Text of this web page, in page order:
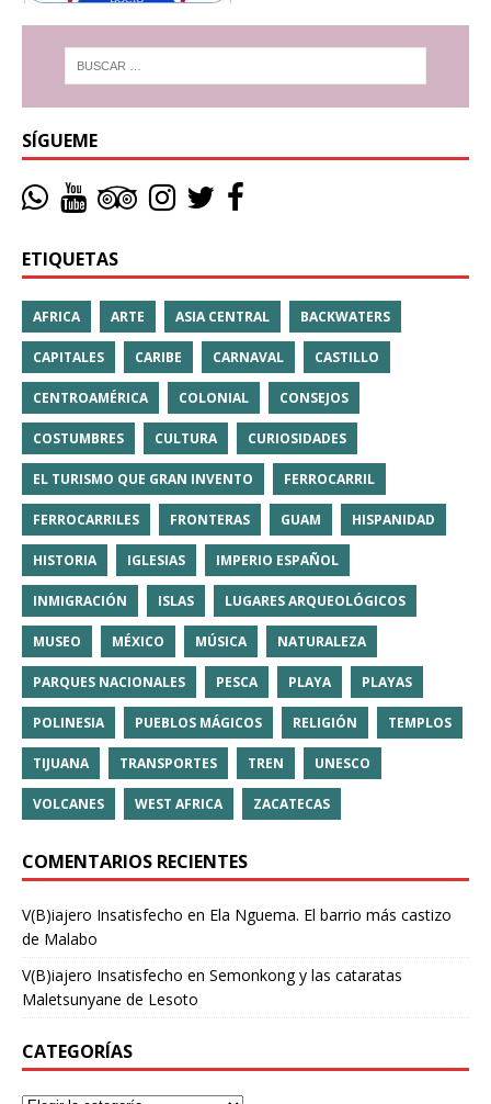
SÍGUEME
ETIQUETAS
AFRICA ARTE ASIA CENTRAL BACKWATERS
CAPITALES CARIBE CARNAVAL CASTILLO
CENTROAMÉRICA COLONIAL CONSEJOS
COSTUMBRES CULTURA CURIOSIDADES
EL TURISMO QUE GRAN INVENTO FERROCARRIL
FERROCARRILES FRONTERAS GUAM HISPANIDAD
HISTORIA IGLESIAS IMPERIO ESPAÑOL
INMIGRACIÓN ISLAS LUGARES ARQUEOLÓGICOS
MUSEO MÉXICO MÚSICA NATURALEZA
PARQUES NACIONALES PESCA PLAYA PLAYAS
POLINESIA PUEBLOS MÁGICOS RELIGIÓN TEMPLOS
TIJUANA TRANSPORTES TREN UNESCO
VOLCANES WEST AFRICA ZACATECAS
COMENTARIOS RECIENTES
V(B)iajero Insatisfecho en Ela Nguema. El barrio más castizo
de Malabo
V(B)iajero Insatisfecho en Semonkong y las cataratas
Maletsunyane de Lesoto
CATEGORÍAS